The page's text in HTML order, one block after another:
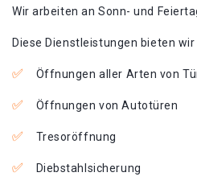
Wir arbeiten an Sonn- und
Diese Dienstleistungen bieten wir
Öffnungen aller Arten von
Öffnungen von Autotüren
Tresoröffnung
Diebstahlsicherung